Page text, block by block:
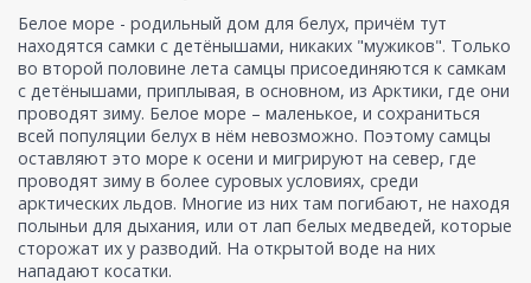
Белое море - родильный дом для белух, причём тут
находятся самки с детёнышами, никаких "мужиков". Только
во второй половине лета самцы присоединяются к самкам
с детёнышами, приплывая, в основном, из Арктики, где они
проводят зиму. Белое море – маленькое, и сохраниться
всей популяции белух в нём невозможно. Поэтому самцы
оставляют это море к осени и мигрируют на север, где
проводят зиму в более суровых условиях, среди
арктических льдов. Многие из них там погибают, не находя
полыньи для дыхания, или от лап белых медведей, которые
сторожат их у разводий. На открытой воде на них
нападают косатки.